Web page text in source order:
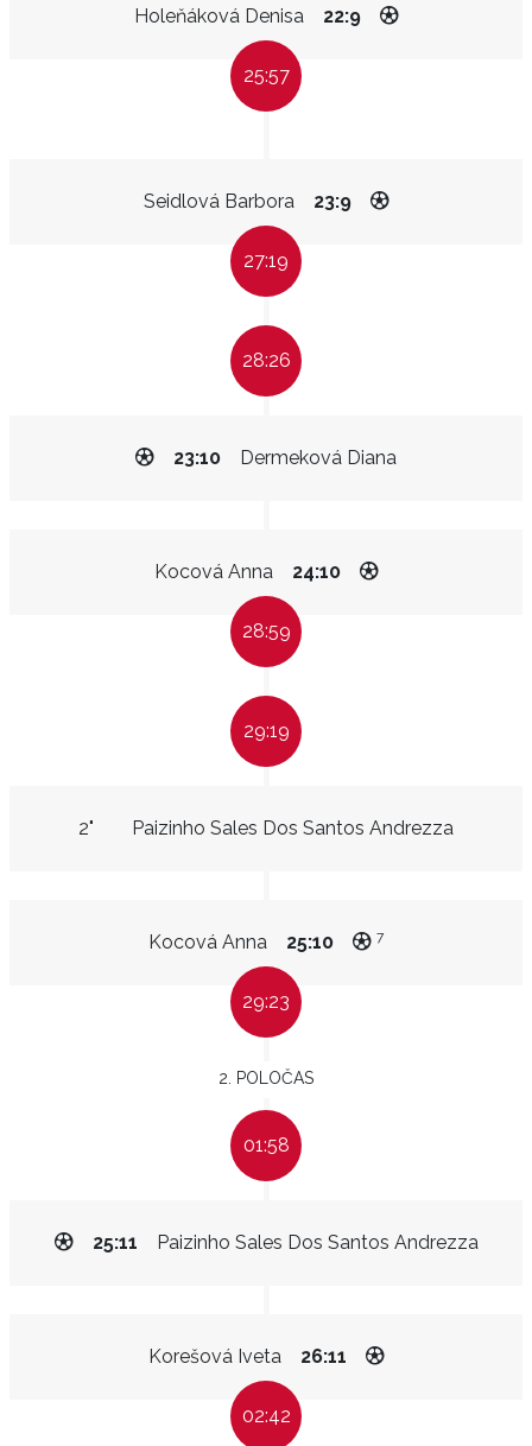
Holeňáková Denisa 22:9
25:57
Seidlová Barbora 23:9
27:19
28:26
Dermeková Diana
23:10
Kocová Anna 24:10
28:59
29:19
Paizinho Sales Dos Santos Andrezza
2"
Kocová Anna 25:10 7
29:23
2. POLOČAS
01:58
Paizinho Sales Dos Santos Andrezza
25:11
Korešová Iveta 26:11
02:42